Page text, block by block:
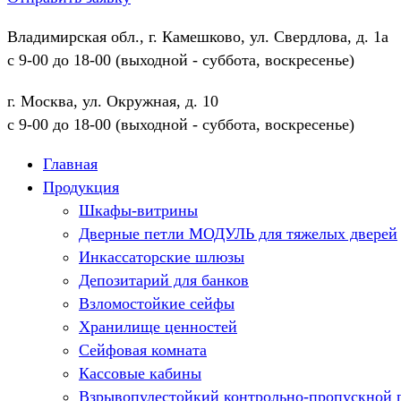
Владимирская обл., г. Камешково, ул. Свердлова, д. 1а
с 9-00 до 18-00 (выходной - суббота, воскресенье)
г. Москва, ул. Окружная, д. 10
с 9-00 до 18-00 (выходной - суббота, воскресенье)
Главная
Продукция
Шкафы-витрины
Дверные петли МОДУЛЬ для тяжелых дверей
Инкассаторские шлюзы
Депозитарий для банков
Взломостойкие сейфы
Хранилище ценностей
Сейфовая комната
Кассовые кабины
Взрывопулестойкий контрольно-пропускной